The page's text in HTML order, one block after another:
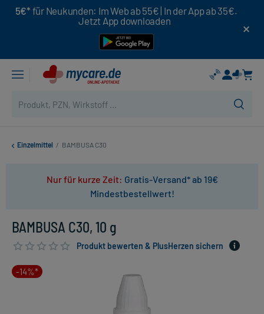
5€* für Neukunden: Im Web ab 55€ | In der App ab 35€.
Jetzt App downloaden
Einzelmittel / BAMBUSA C30
Nur für kurze Zeit: Gratis-Versand* ab 19€
Mindestbestellwert!
BAMBUSA C30, 10 g
Produkt bewerten & PlusHerzen sichern
-14%*